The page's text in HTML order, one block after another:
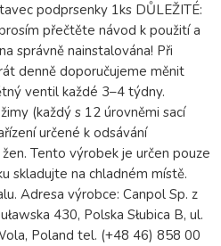
podprsenky 1ks DŮLEŽITÉ:
přečtěte návod k použití a
správně nainstalována! Při
denně doporučujeme měnit
ventil každé 3–4 týdny.
(každý s 12 úrovněmi sací
určené k odsávání
Tento výrobek je určen pouze
skladujte na chladném místě.
Adresa výrobce: Canpol Sp. z
430, Polska Słubica B, ul.
Poland tel. (+48 46) 858 00